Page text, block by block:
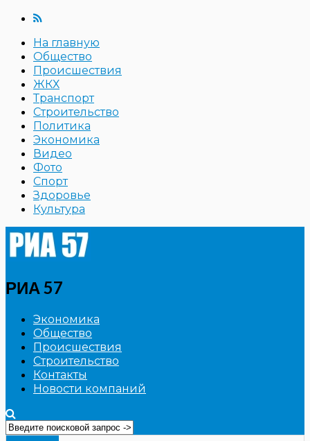
На главную
Общество
Происшествия
ЖКХ
Транспорт
Строительство
Политика
Экономика
Видео
Фото
Спорт
Здоровье
Культура
РИА 57
Экономика
Общество
Происшествия
Строительство
Контакты
Новости компаний